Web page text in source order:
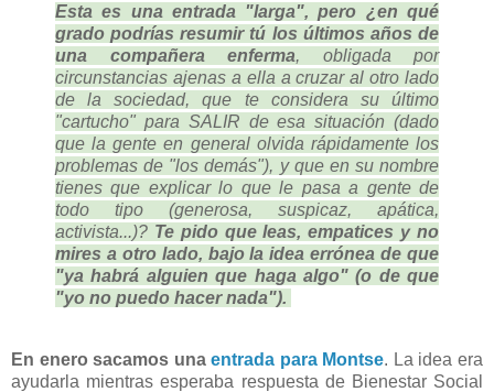
Esta es una entrada "larga", pero ¿en qué
grado podrías resumir tú los últimos años de
una compañera enferma, obligada por
circunstancias ajenas a ella a cruzar al otro lado
de la sociedad, que te considera su último
"cartucho" para SALIR de esa situación (dado
que la gente en general olvida rápidamente los
problemas de "los demás"), y que en su nombre
tienes que explicar lo que le pasa a gente de
todo tipo (generosa, suspicaz, apática,
activista...)? Te pido que leas, empatices y no
mires a otro lado, bajo la idea errónea de que
"ya habrá alguien que haga algo" (o de que
"yo no puedo hacer nada").
En enero sacamos unaentrada para Montse. La idea era
ayudarla mientras esperaba respuesta de Bienestar Social